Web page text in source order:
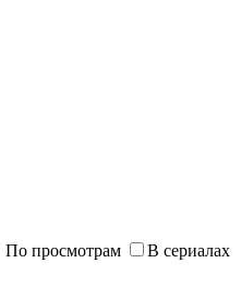
По просмотрам В сериалах